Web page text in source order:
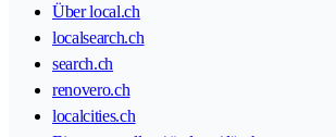
Über local.ch
localsearch.ch
search.ch
renovero.ch
localcities.ch